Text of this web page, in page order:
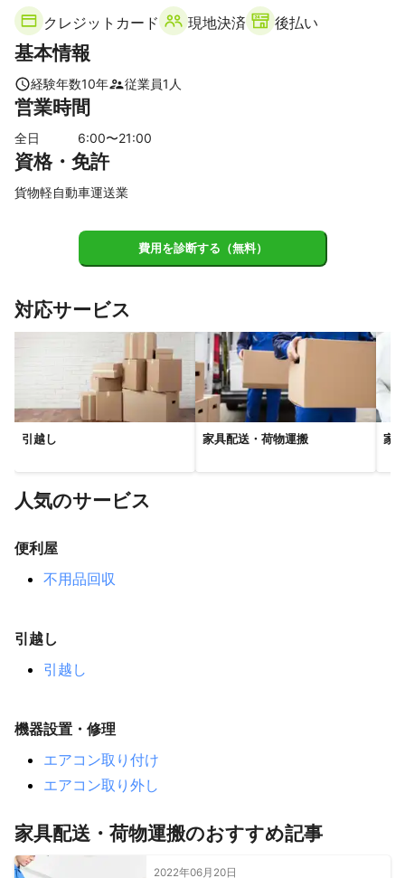
東久留米市
東村山市 小平市
稲城市
国分寺市 国立市 東大和市 多摩市
武蔵村山市
【千葉県】
松戸市 市川市
柏市
白井市 習志野市
印西市
四街道市
袖ケ浦市
成田市
八潮市 草加市 川口市 吉川市
越谷市
松伏町 戸田市 和光市 朝霞市
さいたま市
蓮田市
三芳町
幸手市
所沢市 桶川市 川越市 久喜市
北本市
川島町 入間市 加須市 坂戸市
日高市 鶴ヶ島市 東松山市
【茨城県】
守谷市 つくばみらい市 利根町
坂東市
河内町
阿見町 八千代町
美浦村
稲敷市 かすみがうら市
【神奈川県
クレジットカード 現地決済 後払い
基本情報
経験年数10年 従業員1 人
営業時間
全日 6:00〜21:00
資格・免許
貨物軽自動車運送業
費用を診断する（無料）
対応サービス
引越し 家具配送・荷物運搬 家
人気のサービス
便利屋
不用品回収
引越し
引越し
機器設置・修理
エアコン取り付け
エアコン取り外し
家具配送・荷物運搬のおすすめ記事
2022年06月20日